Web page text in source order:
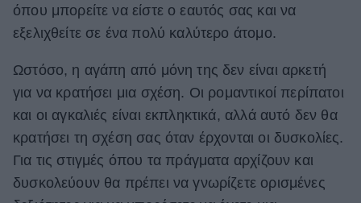
Deco
Green
Αφιερώματα
ΒΟΞ
όπου μπορείτε να είστε ο εαυτός σας και να
εξελιχθείτε σε ένα πολύ καλύτερο άτομο.
Ωστόσο, η αγάπη από μόνη της δεν είναι αρκετή
για να κρατήσει μια σχέση. Οι ρομαντικοί περίπατοι
και οι αγκαλιές είναι εκπληκτικά, αλλά αυτό δεν θα
κρατήσει τη σχέση σας όταν έρχονται οι δυσκολίες.
Για τις στιγμές όπου τα πράγματα αρχίζουν και
δυσκολεύουν θα πρέπει να γνωρίζετε ορισμένες